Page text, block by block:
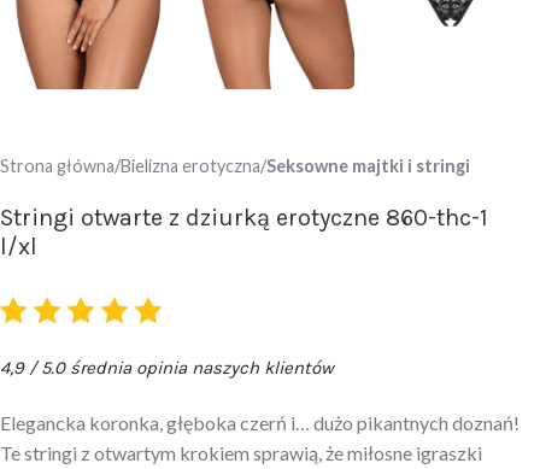
Strona główna Bielizna erotyczna Seksowne majtki i stringi
Stringi otwarte z dziurką erotyczne 860-thc-1
l/xl
4,9 / 5.0 średnia opinia naszych klientów
Elegancka koronka, głęboka czerń i… dużo pikantnych doznań!
Te stringi z otwartym krokiem sprawią, że miłosne igraszki